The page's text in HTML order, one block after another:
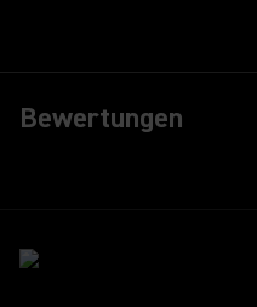
Bewertungen